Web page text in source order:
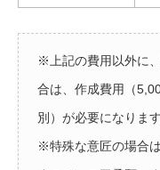
※上記の費用以外に
合は、作成費用（
別）が必要になりま
※特殊な意匠の場合